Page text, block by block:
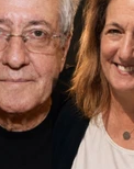
נטען כי כתבה
החדשות
הטוב והציגה
בפני הציבור.
כחודשיים